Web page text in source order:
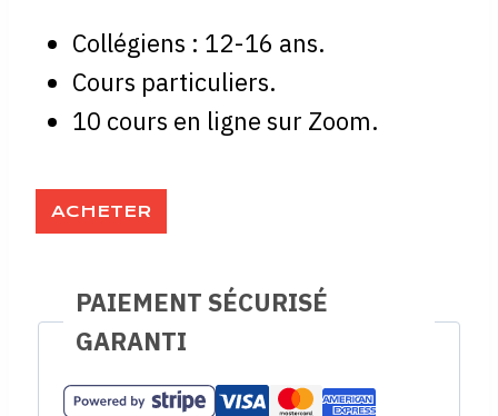
Collégiens : 12-16 ans.
Cours particuliers.
10 cours en ligne sur Zoom.
ACHETER
PAIEMENT SÉCURISÉ
GARANTI